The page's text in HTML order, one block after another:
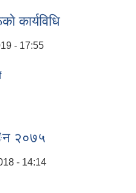
कार्यविधि
- 17:55
२०७५
- 14:14